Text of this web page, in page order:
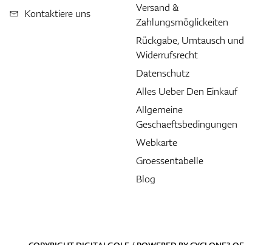
Kontaktiere uns
Versand &
Zahlungsmöglickeiten
Rückgabe, Umtausch und
Widerrufsrecht
Datenschutz
Alles Ueber Den Einkauf
Allgemeine
Geschaeftsbedingungen
Webkarte
Groessentabelle
Blog